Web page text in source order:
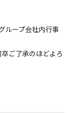
ループ会社内行事
ご了承のほどよろ